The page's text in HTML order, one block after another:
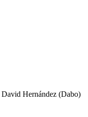
Hernández (Dabo)